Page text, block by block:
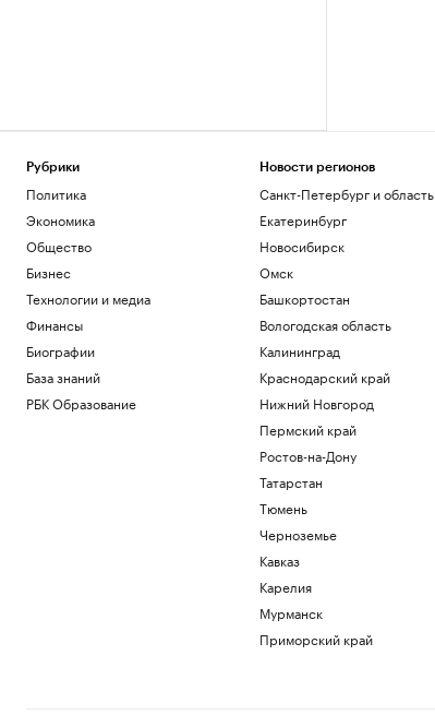
Рубрики
Политика
Экономика
Общество
Бизнес
Технологии и медиа
Финансы
Биографии
База знаний
РБК Образование
Новости регионов
Санкт-Петербург и область
Екатеринбург
Новосибирск
Омск
Башкортостан
Вологодская область
Калининград
Краснодарский край
Нижний Новгород
Пермский край
Ростов-на-Дону
Татарстан
Тюмень
Черноземье
Кавказ
Карелия
Мурманск
Приморский край